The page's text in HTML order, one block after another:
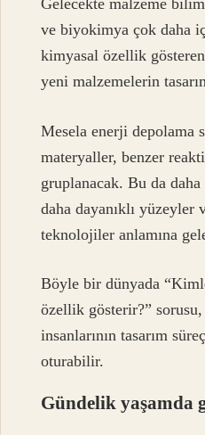
Gelecekte malzeme
ve biyokimya çok daha
kimyasal özellik
yeni malzemelerin
Mesela enerji depolama
materyaller, benzer
gruplanacak. Bu da
daha dayanıklı
teknolojiler anlamına
Böyle bir dünyada
özellik gösterir?”
insanlarının tasarım
oturabilir.
Gündelik yaşamda